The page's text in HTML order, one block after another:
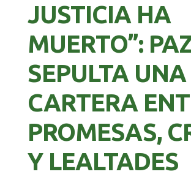
JUSTICIA HA
MUERTO”:
SEPULTA UNA
CARTERA
PROMESAS,
Y LEALTADES